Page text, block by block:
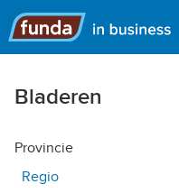
Hoofdmenu
Bladeren
Provincie
Regio